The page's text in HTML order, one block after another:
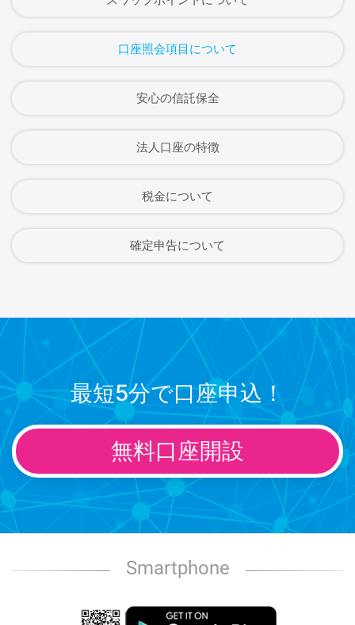
口座照会項目について
安心の信託保全
法人口座の特徴
税金について
確定申告について
最短5分で口座申込！
無料口座開設
Smartphone